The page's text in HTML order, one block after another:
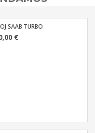
SAAB TURBO
€